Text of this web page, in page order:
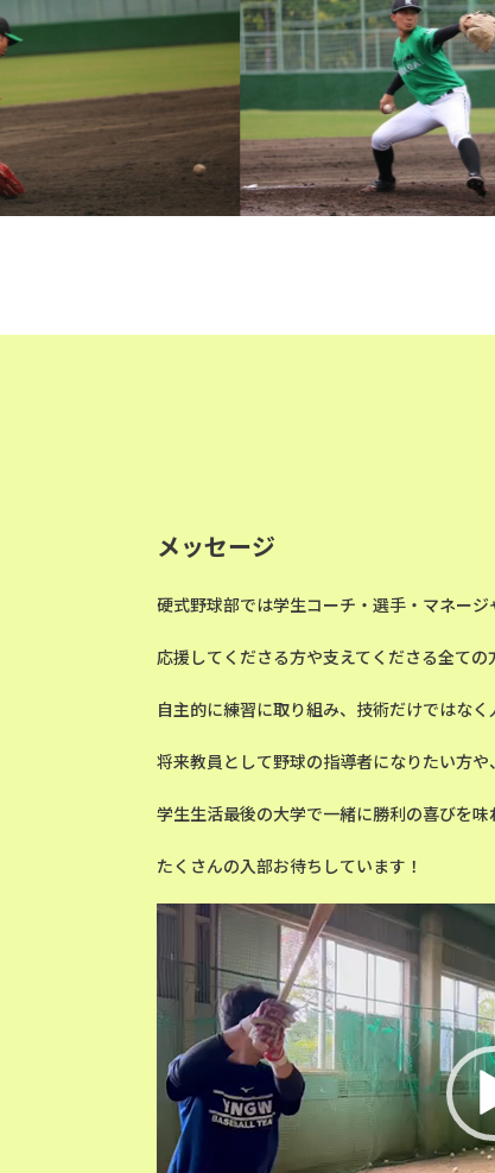
メッセージ
硬式野球部では学生コーチ・選手・マネージ
応援してくださる方や支えてくださる全て
自主的に練習に取り組み、技術だけではな
将来教員として野球の指導者になりたい方
学生生活最後の大学で一緒に勝利の喜びを味
たくさんの入部お待ちしています！
動
レ
ヤ
ー